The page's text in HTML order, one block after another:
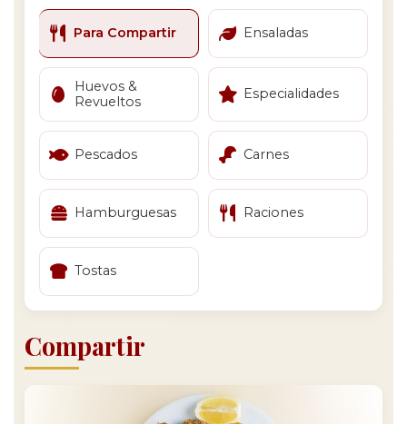
Para Compartir Ensaladas
Huevos &
Revueltos
Especialidades
Pescados Carnes
Hamburguesas Raciones
Tostas
Compartir